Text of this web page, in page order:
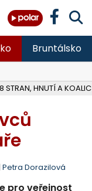
Bruntálsko
STRAN, HNUTÍ A KOALIC
Petra Dorazilová
pro veřejnost